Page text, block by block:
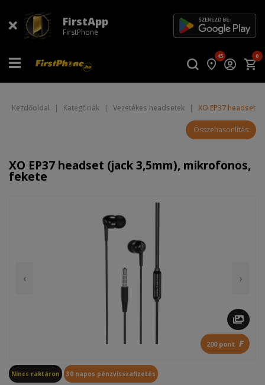
FirstApp
FirstPhone
45 0
Kezdőoldal | Kategóriák | Vezetékes headsetek | XO EP37 headset
Összehasonlítás
XO EP37 headset (jack 3,5mm), mikrofonos,
fekete
‹ ›
200 pont F
Nincs raktáron 30 napos pénzvisszafizetés